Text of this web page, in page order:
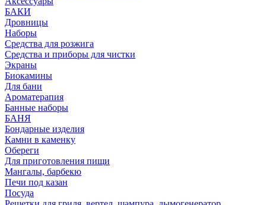
БАКИ
Дровницы
Наборы
Средства для розжига
Средства и приборы для чистки
Экраны
Биокамины
Для бани
Ароматерапия
Банные наборы
БАНЯ
Бондарные изделия
Камни в каменку
Обереги
Для приготовления пищи
Мангалы, барбекю
Печи под казан
Посуда